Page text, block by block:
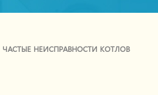
ЧАСТЫЕ НЕИСПРАВНОСТИ КОТЛОВ